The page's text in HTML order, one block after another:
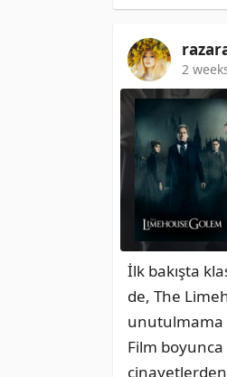
2
İlk bakışta
de, The
unutulmama
Film